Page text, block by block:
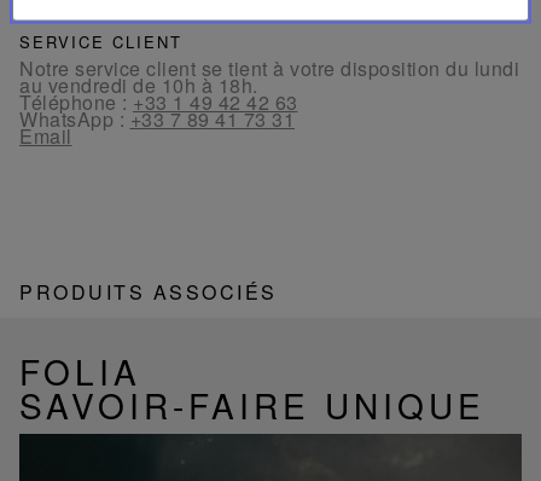
SERVICE CLIENT
Notre service client se tient à votre disposition du lundi
au vendredi de 10h à 18h.
Téléphone : +33 1 49 42 42 63
WhatsApp : +33 7 89 41 73 31
Email
PRODUITS ASSOCIÉS
FOLIA
SAVOIR-FAIRE UNIQUE